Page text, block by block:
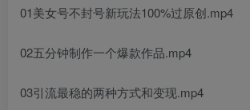
01美女号不封号新玩法100%过原创.mp4
02五分钟制作一个爆款作品.mp4
03引流最稳的两种方式和变现.mp4